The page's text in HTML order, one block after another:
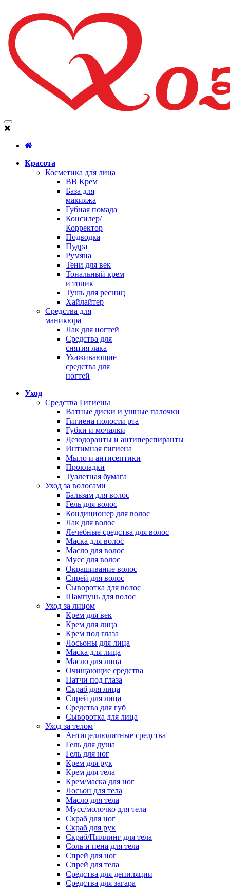
Красота
Косметика для лица
BB Крем
База для
макияжа
Губная помада
Консилер/
Корректор
Подводка
Пудра
Румяна
Тени для век
Тональный крем
и тоник
Тушь для ресниц
Хайлайтер
Средства для
маникюра
Лак для ногтей
Средства для
снятия лака
Ухаживающие
средства для
ногтей
Уход
Средства Гигиены
Ватные диски и ушные палочки
Гигиена полости рта
Губки и мочалки
Дезодоранты и антиперспиранты
Интимная гигиена
Мыло и антисептики
Прокладки
Туалетная бумага
Уход за волосами
Бальзам для волос
Гель для волос
Кондиционер для волос
Лак для волос
Лечебные средства для волос
Маска для волос
Масло для волос
Мусс для волос
Окрашивание волос
Спрей для волос
Сыворотка для волос
Шампунь для волос
Уход за лицом
Крем для век
Крем для лица
Крем под глаза
Лосьоны для лица
Маска для лица
Масло для лица
Очищающие средства
Патчи под глаза
Скраб для лица
Спрей для лица
Средства для губ
Сыворотка для лица
Уход за телом
Антицеллюлитные средства
Гель для душа
Гель для ног
Крем для рук
Крем для тела
Крем/маска для ног
Лосьон для тела
Масло для тела
Мусс/молочко для тела
Скраб для ног
Скраб для рук
Скраб/Пиллинг для тела
Соль и пена для тела
Спрей для ног
Спрей для тела
Средства для депиляции
Средства для загара